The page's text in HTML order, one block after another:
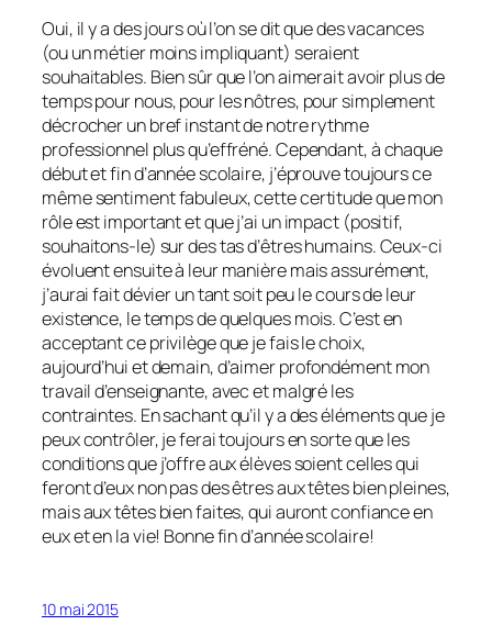
Oui, il y a des jours où l’on se dit que des vacances
(ou un métier moins impliquant) seraient
souhaitables. Bien sûr que l’on aimerait avoir plus de
temps pour nous, pour les nôtres, pour simplement
décrocher un bref instant de notre rythme
professionnel plus qu’effréné. Cependant, à chaque
début et fin d’année scolaire, j’éprouve toujours ce
même sentiment fabuleux, cette certitude que mon
rôle est important et que j’ai un impact (positif,
souhaitons-le) sur des tas d’êtres humains. Ceux-ci
évoluent ensuite à leur manière mais assurément,
j’aurai fait dévier un tant soit peu le cours de leur
existence, le temps de quelques mois. C’est en
acceptant ce privilège que je fais le choix,
aujourd’hui et demain, d’aimer profondément mon
travail d’enseignante, avec et malgré les
contraintes. En sachant qu’il y a des éléments que je
peux contrôler, je ferai toujours en sorte que les
conditions que j’offre aux élèves soient celles qui
feront d’eux non pas des êtres aux têtes bien pleines,
mais aux têtes bien faites, qui auront confiance en
eux et en la vie! Bonne fin d’année scolaire!
10 mai 2015